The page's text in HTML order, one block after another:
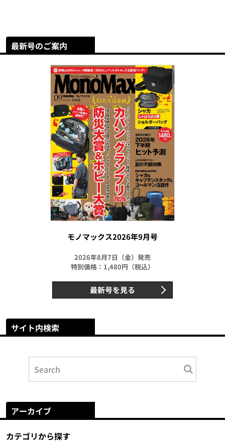
最新号のご案内
モノマックス2026年9月号
2026年8月7日（金）発売
特別価格：1,480円（税込）
最新号を見る
サイト内検索
アーカイブ
カテゴリから探す